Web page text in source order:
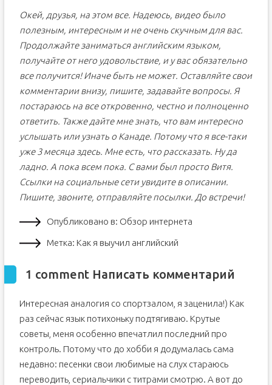
Окей, друзья, на этом все. Надеюсь, видео было
полезным, интересным и не очень скучным для вас.
Продолжайте заниматься английским языком,
получайте от него удовольствие, и у вас обязательно
все получится! Иначе быть не может. Оставляйте свои
комментарии внизу, пишите, задавайте вопросы. Я
постараюсь на все откровенно, честно и полноценно
ответить. Также дайте мне знать, что вам интересно
услышать или узнать о Канаде. Потому что я все-таки
уже 3 месяца здесь. Мне есть, что рассказать. Ну да
ладно. А пока всем пока. С вами был просто Витя.
Ссылки на социальные сети увидите в описании.
Пишите, звоните, отправляйте посылки. До встречи!
Опубликовано в: Обзор интернета
Метка: Как я выучил английский
1 comment Написать комментарий
Интересная аналогия со спортзалом, я заценила!) Как
раз сейчас язык потихоньку подтягиваю. Крутые
советы, меня особенно впечатлил последний про
контроль. Потому что до хобби я додумалась сама
недавно: песенки свои любимые на слух стараюсь
переводить, сериальчики с титрами смотрю. А вот до